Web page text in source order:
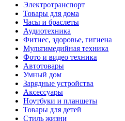
Электротранспорт
Товары для дома
Часы и браслеты
Аудиотехника
Фитнес, здоровье, гигиена
Мультимедийная техника
Фото и видео техника
Автотовары
Умный дом
Зарядные устройства
Аксессуары
Ноутбуки и планшеты
Товары для детей
Стиль жизни